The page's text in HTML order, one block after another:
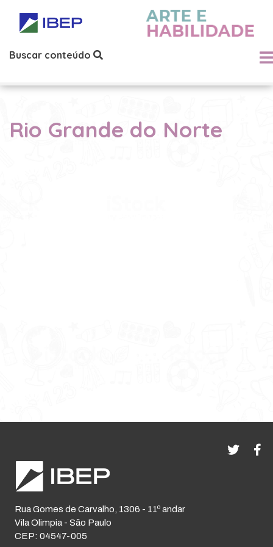
Buscar conteúdo
Rio Grande do Norte
Rua Gomes de Carvalho, 1306 - 11º andar
Vila Olimpia - São Paulo
CEP: 04547-005